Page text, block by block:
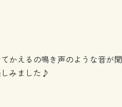
かえるの鳴き声のような音が聞
みました♪